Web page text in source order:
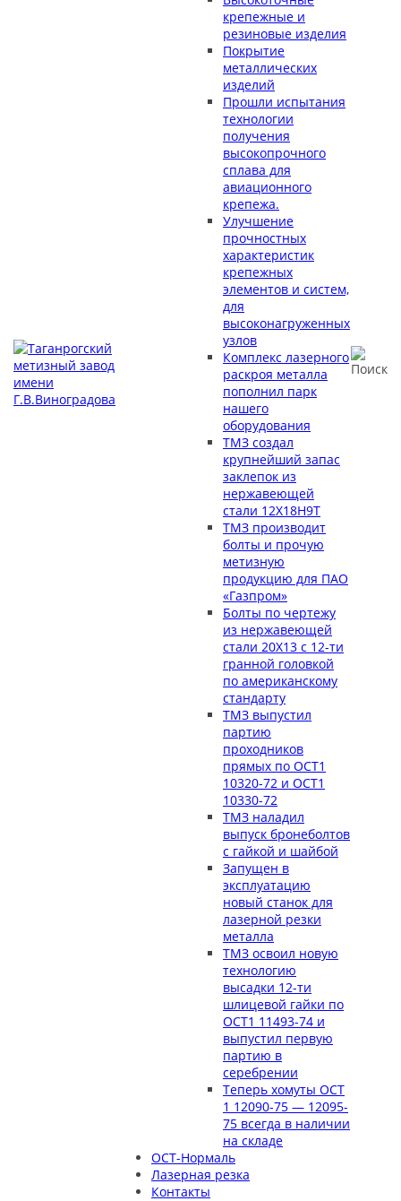
крепежные и
резиновые изделия
Покрытие
металлических
изделий
Прошли испытания
технологии
получения
высокопрочного
сплава для
авиационного
крепежа.
Улучшение
прочностных
характеристик
крепежных
элементов и систем,
для
высоконагруженных
узлов
Комплекс лазерного
раскроя металла
пополнил парк
нашего
оборудования
ТМЗ создал
крупнейший запас
заклепок из
нержавеющей
стали 12Х18Н9Т
ТМЗ производит
болты и прочую
метизную
продукцию для ПАО
«Газпром»
Болты по чертежу
из нержавеющей
стали 20Х13 с 12-ти
гранной головкой
по американскому
стандарту
ТМЗ выпустил
партию
проходников
прямых по ОСТ1
10320-72 и ОСТ1
10330-72
ТМЗ наладил
выпуск бронеболтов
с гайкой и шайбой
Запущен в
эксплуатацию
новый станок для
лазерной резки
металла
ТМЗ освоил новую
технологию
высадки 12-ти
шлицевой гайки по
ОСТ1 11493-74 и
выпустил первую
партию в
серебрении
Теперь хомуты ОСТ
1 12090-75 — 12095-
75 всегда в наличии
на складе
ОСТ-Нормаль
Лазерная резка
Контакты